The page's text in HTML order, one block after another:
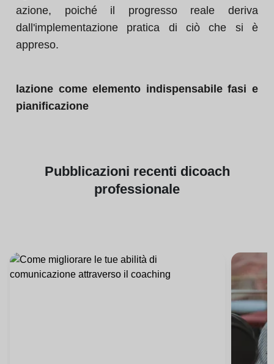
azione, poiché il progresso reale deriva
dall'implementazione pratica di ciò che si è
appreso.
lazione come elemento indispensabile fasi e
pianificazione
Pubblicazioni recenti dicoach
professionale